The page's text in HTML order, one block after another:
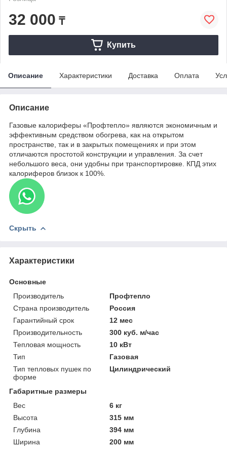
32 000 ₸
Купить
Описание Характеристики Доставка Оплата
Описание
Газовые калориферы «Профтепло» являются экономичным и
эффективным средством обогрева, как на открытом
пространстве, так и в закрытых помещениях и при этом
отличаются простотой конструкции и управления. За счет
небольшого веса, они удобны при транспортировке. КПД этих
калориферов близок к 100%.
Скрыть
Характеристики
Основные
Производитель
Профтепло
Страна производитель
Россия
Гарантийный срок
12 мес
Производительность
300 куб. м/час
Тепловая мощность
10 кВт
Тип
Газовая
Тип тепловых пушек по
форме
Цилиндрический
Габаритные размеры
Вес
6 кг
Высота
315 мм
Глубина
394 мм
Ширина
200 мм